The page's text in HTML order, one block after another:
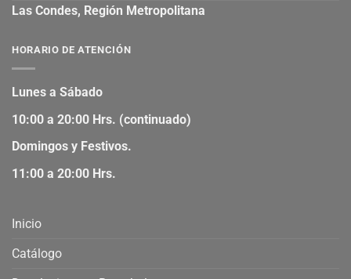
Las Condes, Región Metropolitana
HORARIO DE ATENCIÓN
Lunes a Sábado
10:00 a 20:00 Hrs. (continuado)
Domingos y Festivos.
11:00 a 20:00 Hrs.
Inicio
Catálogo